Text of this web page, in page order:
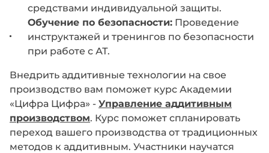
средствами индивидуальной защиты.
Обучение по безопасности: Проведение
инструктажей и тренингов по безопасности
при работе с АТ.
Внедрить аддитивные технологии на свое
производство вам поможет курс Академии
«Цифра Цифра» -Управление аддитивным
производством. Курс поможет спланировать
переход вашего производства от традиционных
методов к аддитивным. Участники научатся